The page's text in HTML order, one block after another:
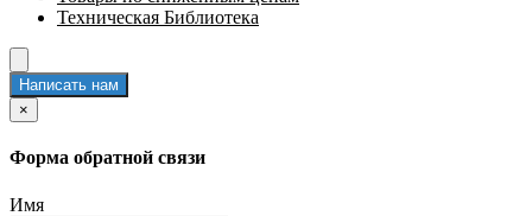
Техническая Библиотека
Написать нам
×
Форма обратной связи
Имя